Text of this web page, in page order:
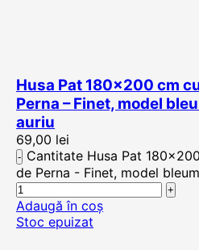
Husa Pat 180×200 cm
Perna – Finet, model
auriu
69,00 lei
Cantitate Husa Pat
de Perna - Finet, model
Adaugă în coș
Stoc epuizat